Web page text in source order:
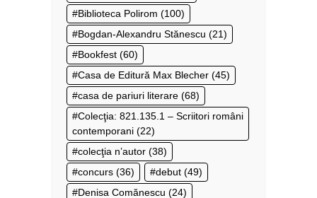
Biblioteca Polirom (100)
Bogdan-Alexandru Stănescu (21)
Bookfest (60)
Casa de Editură Max Blecher (45)
casa de pariuri literare (68)
Colecţia: 821.135.1 – Scriitori români
contemporani (22)
colecţia n’autor (38)
concurs (36) debut (49)
Denisa Comănescu (24)